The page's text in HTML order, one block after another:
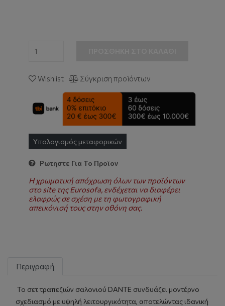
Wishlist Σύγκριση προϊόντων
Υπολογισμός μεταφορικών
Ρωτηστε Για Το Προϊον
Η χρωματική απόχρωση όλων των προϊόντων
στο site της Eurosofa, ενδέχεται να διαφέρει
ελαφρώς σε σχέση με τη φωτογραφική
απεικόνισή τους στην οθόνη σας.
Περιγραφή
Το σετ τραπεζιών σαλονιού DANTE συνδυάζει μοντέρνο
σχεδιασμό με υψηλή λειτουργικότητα, αποτελώντας ιδανική